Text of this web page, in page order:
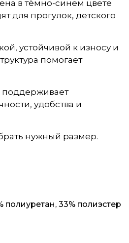
в тёмно-синем цвете
для прогулок, детского
устойчивой к износу и
помогает
поддерживает
удобства и
нужный размер.
полиуретан, 33% полиэстер